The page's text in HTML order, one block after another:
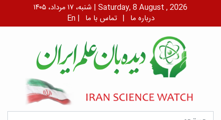
شنبه، ۱۷ مرداد، ۱۴۰۵ | Saturday, 8 August , 2026
En | درباره ما | تماس با ما